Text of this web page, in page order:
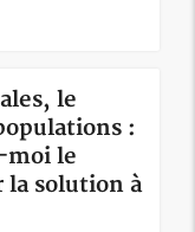
le
:
moi le
la solution à